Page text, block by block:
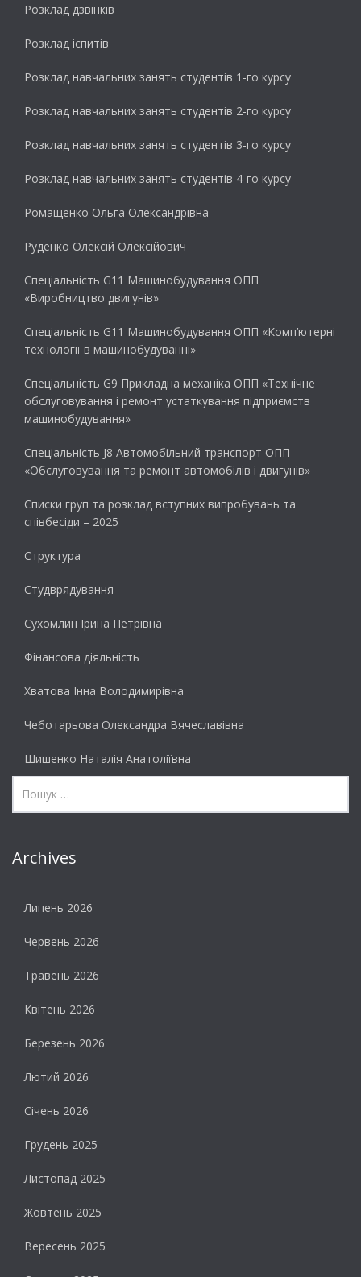
Розклад дзвінків
Розклад іспитів
Розклад навчальних занять студентів 1-го курсу
Розклад навчальних занять студентів 2-го курсу
Розклад навчальних занять студентів 3-го курсу
Розклад навчальних занять студентів 4-го курсу
Ромащенко Ольга Олександрівна
Руденко Олексій Олексійович
Спеціальність G11 Машинобудування ОПП
«Виробництво двигунів»
Спеціальність G11 Машинобудування ОПП «Комп’ютерні
технології в машинобудуванні»
Спеціальність G9 Прикладна механіка ОПП «Технічне
обслуговування і ремонт устаткування підприємств
машинобудування»
Спеціальність J8 Автомобільний транспорт ОПП
«Обслуговування та ремонт автомобілів і двигунів»
Списки груп та розклад вступних випробувань та
співбесіди – 2025
Структура
Студврядування
Сухомлин Ірина Петрівна
Фінансова діяльність
Хватова Інна Володимирівна
Чеботарьова Олександра Вячеславівна
Шишенко Наталія Анатоліївна
Archives
Липень 2026
Червень 2026
Травень 2026
Квітень 2026
Березень 2026
Лютий 2026
Січень 2026
Грудень 2025
Листопад 2025
Жовтень 2025
Вересень 2025